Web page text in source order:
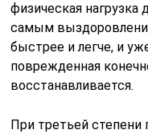
физическая
самым
быстрее и легче, и
поврежденная
восстанавливается.
При третьей